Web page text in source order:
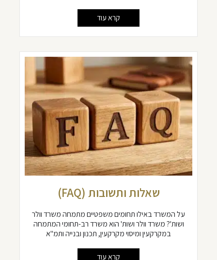
קרא עוד
שאלות ותשובות (FAQ)
על המשרד באילו תחומים משפטיים מתמחה משרד וולר
ושות'? משרד וולר ושות' הוא משרד רב-תחומי המתמחה
במקרקעין ומיסוי מקרקעין, תכנון ובנייה ותמ"א
קרא עוד